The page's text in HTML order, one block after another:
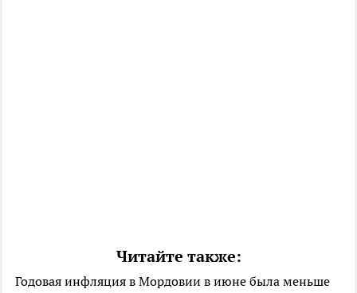
Читайте также:
Годовая инфляция в Мордовии в июне была меньше